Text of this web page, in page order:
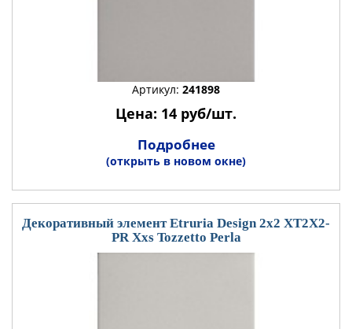
Артикул: 241898
Цена: 14 руб/шт.
Подробнее
(открыть в новом окне)
Декоративный элемент Etruria Design 2x2 XT2X2-
PR Xxs Tozzetto Perla